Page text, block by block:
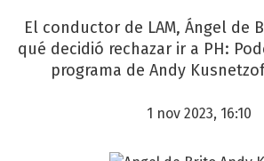
El conductor de LAM, Ángel de
qué decidió rechazar ir a PH:
programa de Andy
1 nov 2023, 16:10